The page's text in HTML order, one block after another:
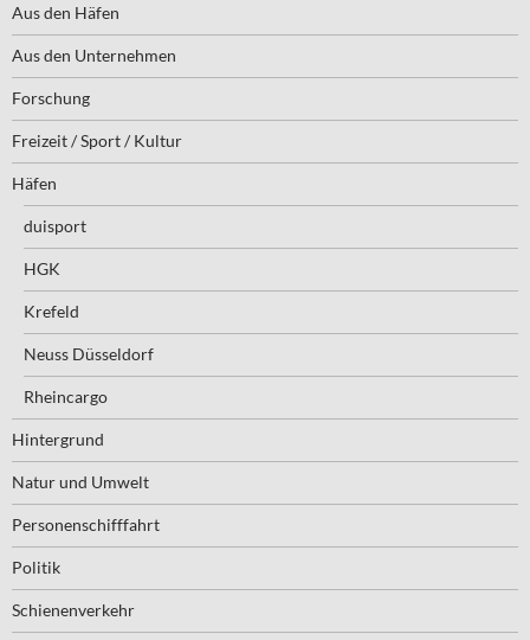
Aus den Häfen
Aus den Unternehmen
Forschung
Freizeit / Sport / Kultur
Häfen
duisport
HGK
Krefeld
Neuss Düsseldorf
Rheincargo
Hintergrund
Natur und Umwelt
Personenschifffahrt
Politik
Schienenverkehr